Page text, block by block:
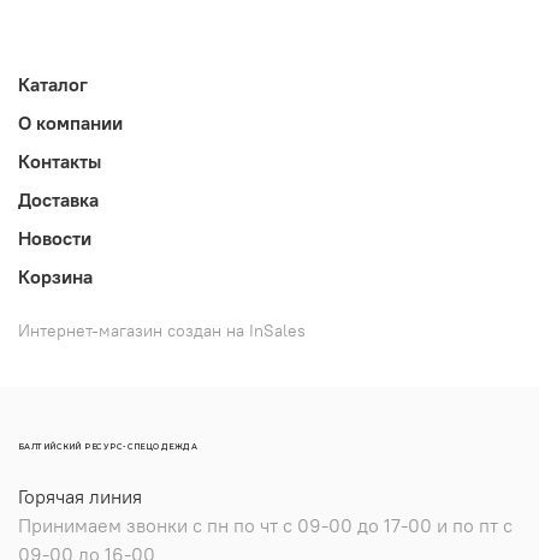
Каталог
О компании
Контакты
Доставка
Новости
Корзина
Интернет-магазин создан на InSales
БАЛТИЙСКИЙ РЕСУРС-СПЕЦОДЕЖДА
Горячая линия
Принимаем звонки с пн по чт с 09-00 до 17-00 и по пт с
09-00 до 16-00